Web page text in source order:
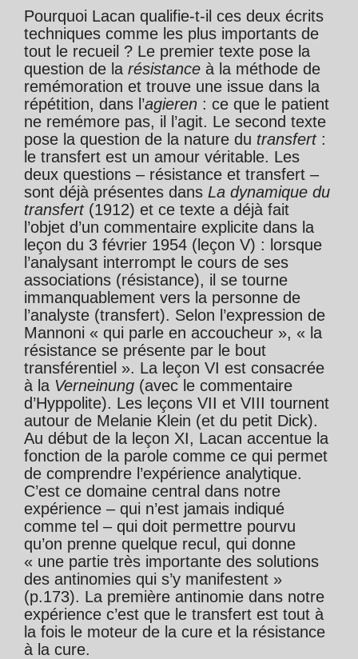
Pourquoi Lacan qualifie-t-il ces deux écrits
techniques comme les plus importants de
tout le recueil ? Le premier texte pose la
question de la résistance à la méthode de
remémoration et trouve une issue dans la
répétition, dans l’agieren : ce que le patient
ne remémore pas, il l’agit. Le second texte
pose la question de la nature du transfert:
le transfert est un amour véritable. Les
deux questions – résistance et transfert –
sont déjà présentes dans La dynamique du
transfert(1912) et ce texte a déjà fait
l’objet d’un commentaire explicite dans la
leçon du 3 février 1954 (leçon V) : lorsque
l’analysant interrompt le cours de ses
associations (résistance), il se tourne
immanquablement vers la personne de
l’analyste (transfert). Selon l’expression de
Mannoni « qui parle en accoucheur », « la
résistance se présente par le bout
transférentiel ». La leçon VI est consacrée
à la Verneinung (avec le commentaire
d’Hyppolite). Les leçons VII et VIII tournent
autour de Melanie Klein (et du petit Dick).
Au début de la leçon XI, Lacan accentue la
fonction de la parole comme ce qui permet
de comprendre l’expérience analytique.
C’est ce domaine central dans notre
expérience – qui n’est jamais indiqué
comme tel – qui doit permettre pourvu
qu’on prenne quelque recul, qui donne
« une partie très importante des solutions
des antinomies qui s’y manifestent »
(p.173). La première antinomie dans notre
expérience c’est que le transfert est tout à
la fois le moteur de la cure et la résistance
à la cure.